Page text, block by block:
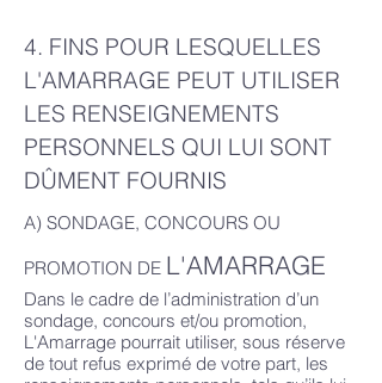
4. FINS POUR LESQUELLES
L'AMARRAGE PEUT UTILISER
LES RENSEIGNEMENTS
PERSONNELS QUI LUI SONT
DÛMENT FOURNIS
A) SONDAGE, CONCOURS OU
PROMOTION DE L'AMARRAGE
Dans le cadre de l’administration d’un
sondage, concours et/ou promotion,
L'Amarrage pourrait utiliser, sous réserve
de tout refus exprimé de votre part, les